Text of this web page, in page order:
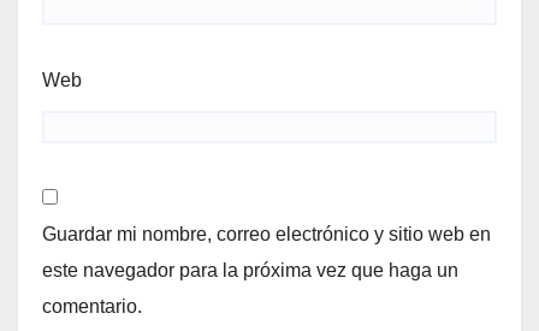
Web
Guardar mi nombre, correo electrónico y sitio web en
este navegador para la próxima vez que haga un
comentario.